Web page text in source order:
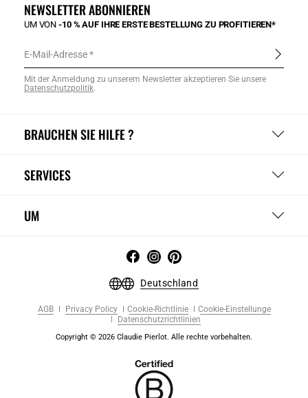
BRAUCHEN SIE HILFE ?
SERVICES
UM
NEWSLETTER ABONNIEREN
UM VON-10 % AUF IHRE ERSTE BESTELLUNG ZU PROFITIEREN*
E-Mail-Adresse
Mit der Anmeldung zu unserem Newsletter akzeptieren Sie unsere
Datenschutzpolitik.
Deutschland
AGB Privacy Policy Cookie-Richtlinie
Cookie-Einstellunge
Datenschutzrichtlinien
Copyright © 2026 Claudie Pierlot. Alle rechte vorbehalten.